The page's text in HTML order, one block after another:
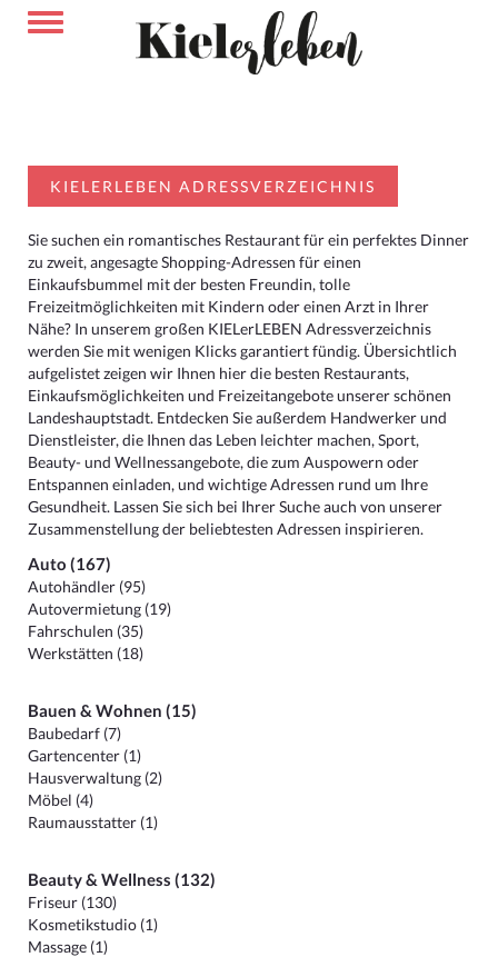
KIELERLEBEN ADRESSVERZEICHNIS
Sie suchen ein romantisches Restaurant für ein perfektes Dinner
zu zweit, angesagte Shopping-Adressen für einen
Einkaufsbummel mit der besten Freundin, tolle
Freizeitmöglichkeiten mit Kindern oder einen Arzt in Ihrer
Nähe? In unserem großen KIELerLEBEN Adressverzeichnis
werden Sie mit wenigen Klicks garantiert fündig. Übersichtlich
aufgelistet zeigen wir Ihnen hier die besten Restaurants,
Einkaufsmöglichkeiten und Freizeitangebote unserer schönen
Landeshauptstadt. Entdecken Sie außerdem Handwerker und
Dienstleister, die Ihnen das Leben leichter machen, Sport,
Beauty- und Wellnessangebote, die zum Auspowern oder
Entspannen einladen, und wichtige Adressen rund um Ihre
Gesundheit. Lassen Sie sich bei Ihrer Suche auch von unserer
Zusammenstellung der beliebtesten Adressen inspirieren.
Auto (167)
Autohändler (95)
Autovermietung (19)
Fahrschulen (35)
Werkstätten (18)
Bauen & Wohnen (15)
Baubedarf (7)
Gartencenter (1)
Hausverwaltung (2)
Möbel (4)
Raumausstatter (1)
Beauty & Wellness (132)
Friseur (130)
Kosmetikstudio (1)
Massage (1)